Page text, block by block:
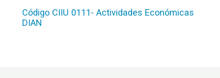
Código CIIU 0111- Actividades Económicas
DIAN